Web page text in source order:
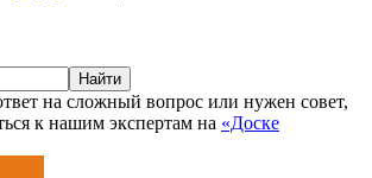
Найти
на сложный вопрос или нужен совет,
к нашим экспертам на «Доске